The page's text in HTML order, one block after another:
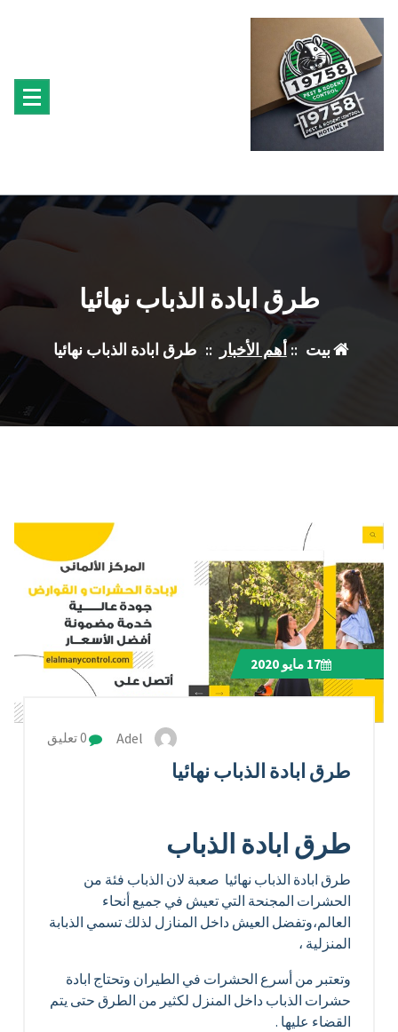
المحتوى
طرق ابادة الذباب نهائيا
بيت ::أهم الأخبار :: طرق ابادة الذباب نهائيا
17 مايو 2020
Adel
طرق ابادة الذباب نهائيا
طرق ابادة الذباب
طرق ابادة الذباب نهائيا صعبة لان الذباب فئة من
الحشرات المجنحة التي تعيش في جميع أنحاء
العالم،وتفضل العيش داخل المنازل لذلك تسمي الذبابة
المنزلية ،
وتعتبر من أسرع الحشرات في الطيران وتحتاج ابادة
حشرات الذباب داخل المنزل لكثير من الطرق حتى يتم
القضاء عليها .